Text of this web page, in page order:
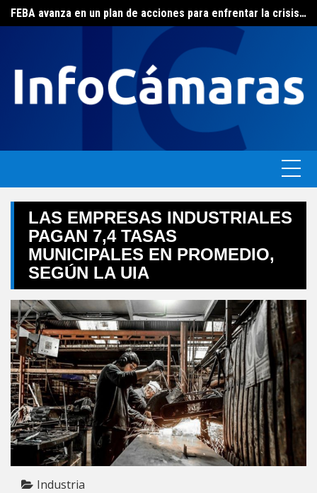
Skip
toEl ERAS continúa con el beneficio de la tarifa social del agua
LAS EMPRESAS INDUSTRIALES
PAGAN 7,4 TASAS
MUNICIPALES EN PROMEDIO,
SEGÚN LA UIA
Industria